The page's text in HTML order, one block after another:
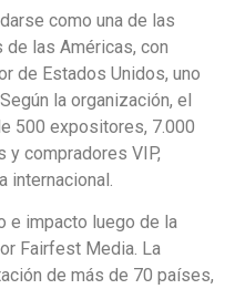
como una de las
las Américas, con
de Estados Unidos, uno
la organización, el
500 expositores, 7.000
y compradores VIP,
internacional.
e impacto luego de la
Fairfest Media. La
de más de 70 países,